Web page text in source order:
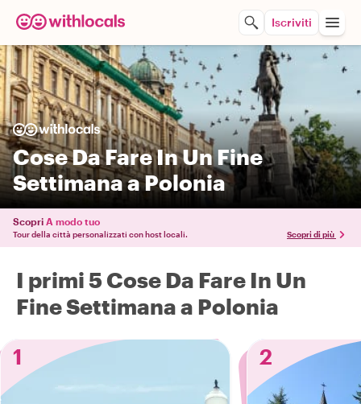
Iscriviti
Cose Da Fare In Un Fine
Settimana a Polonia
Scopri A modo tuo
Tour della città personalizzati con host locali. Scopri di più
I primi 5 Cose Da Fare In Un
Fine Settimana a Polonia
1
2